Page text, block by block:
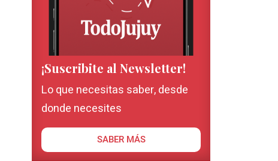
¡Suscribite al Newsletter!
Lo que necesitas saber, desde
donde necesites
SABER MÁS